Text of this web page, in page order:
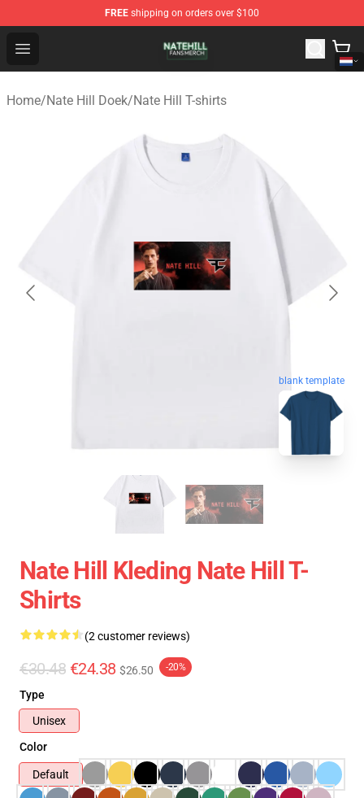
FREE shipping on orders over $100
Open menu
Nate Hill Shop - Official Nate Hill Merchandise Store
Home/Nate Hill Doek/Nate Hill T-shirts
blank template
Nate Hill Kleding Nate Hill T-
Shirts
(2 customer reviews)
€30.48 €24.38 $26.50 -20%
Type
Unisex
Color
Default